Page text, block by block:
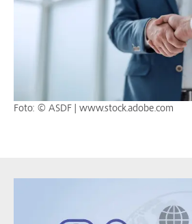
Foto: © ASDF | www.stock.adobe.com